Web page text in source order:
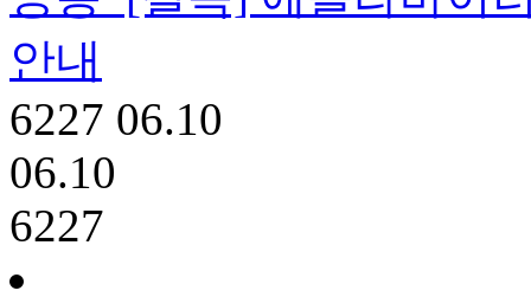
안내
6227 06.10
06.10
6227